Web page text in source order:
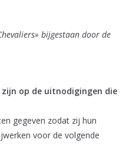
bijgestaan door de
zijn op de uitnodigingen die
gegeven zodat zij hun
voor de volgende